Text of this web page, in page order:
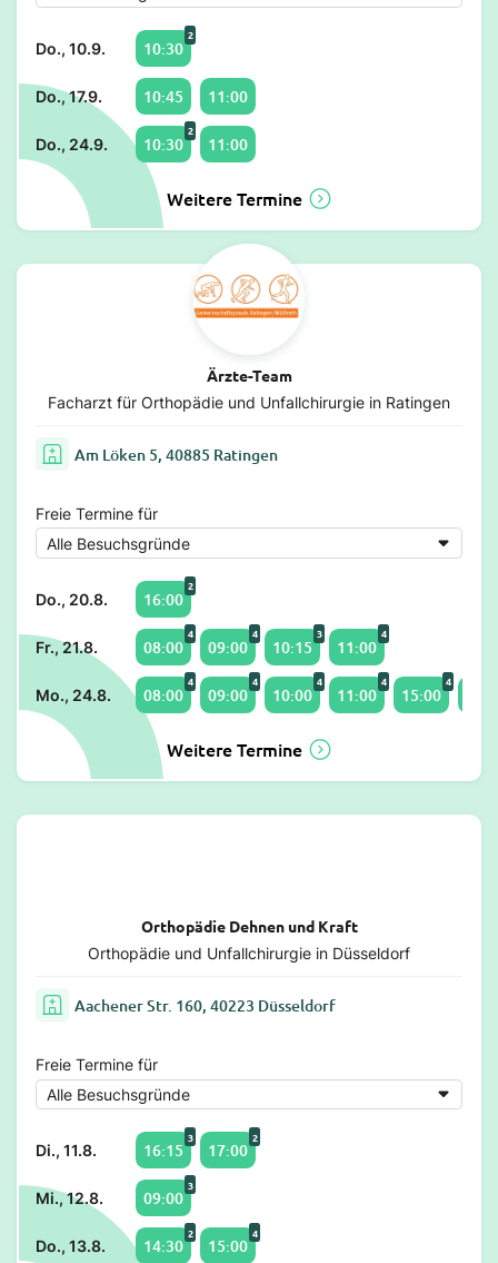
Do., 10.9. 10:30
2
Do., 17.9. 10:45 11:00
Do., 24.9. 10:30
2
11:00
Weitere Termine
Ärzte-Team
Facharzt für Orthopädie und Unfallchirurgie in Ratingen
Am Löken 5, 40885 Ratingen
Freie Termine für
Do., 20.8. 16:00
2
Fr., 21.8. 08:00
4
09:00
4
10:15
3
11:00
4
Mo., 24.8. 08:00
4
09:00
4
10:00
4
11:00
4
15:00
4
Weitere Termine
Orthopädie Dehnen und Kraft
Orthopädie und Unfallchirurgie in Düsseldorf
Aachener Str. 160, 40223 Düsseldorf
Freie Termine für
Di., 11.8. 16:15
3
17:00
2
Mi., 12.8. 09:00
3
Do., 13.8. 14:30
2
15:00
4